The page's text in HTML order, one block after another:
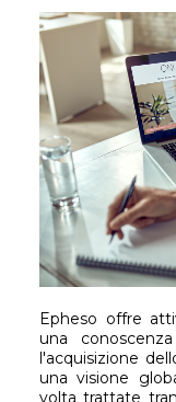
Epheso offre
una
l'acquisizione
una visione
volta trattate